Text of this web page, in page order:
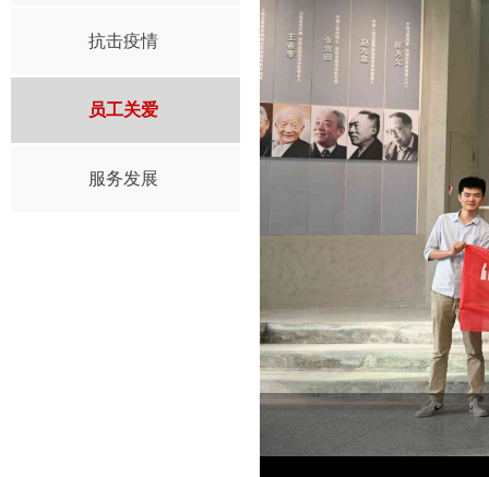
抗击疫情
员工关爱
服务发展